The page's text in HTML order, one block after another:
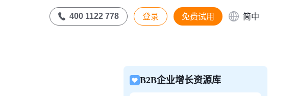
400 1122 778 登录 免费试用 简中
B2B企业增长资源库